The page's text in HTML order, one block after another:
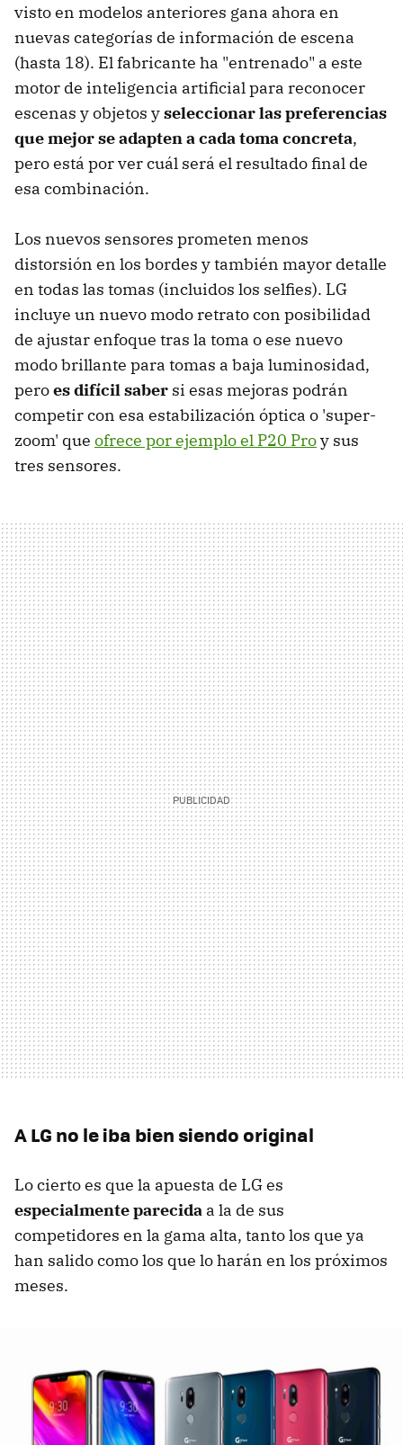
visto en modelos anteriores gana ahora en
nuevas categorías de información de escena
(hasta 18). El fabricante ha "entrenado" a este
motor de inteligencia artificial para reconocer
escenas y objetos yseleccionar las preferencias
que mejor se adapten a cada toma concreta,
pero está por ver cuál será el resultado final de
esa combinación.
Los nuevos sensores prometen menos
distorsión en los bordes y también mayor detalle
en todas las tomas (incluidos los selfies). LG
incluye un nuevo modo retrato con posibilidad
de ajustar enfoque tras la toma o ese nuevo
modo brillante para tomas a baja luminosidad,
peroes difícil saber si esas mejoras podrán
competir con esa estabilización óptica o 'super-
zoom' que ofrece por ejemplo el P20 Proy sus
tres sensores.
A LG no le iba bien siendo original
Lo cierto es que la apuesta de LG es
especialmente parecida a la de sus
competidores en la gama alta, tanto los que ya
han salido como los que lo harán en los próximos
meses.